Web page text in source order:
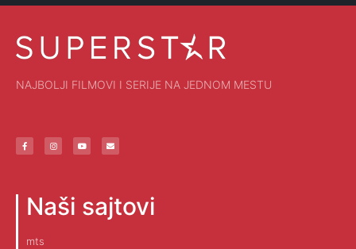
NAJBOLJI FILMOVI I SERIJE NA JEDNOM MESTU
Naši sajtovi
mts